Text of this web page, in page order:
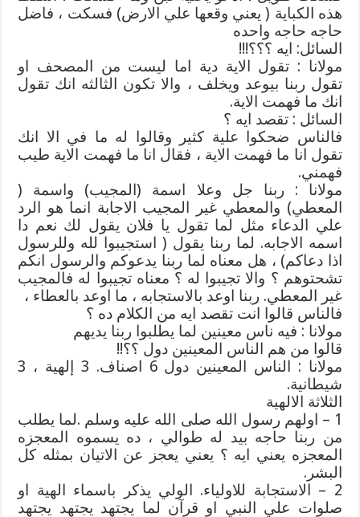
هذه الكباية ( يعني وقعها علي الارض) فسكت ، فاضل
حاجه حاجه واحده
السائل: ايه ؟؟؟!!!
مولانا : تقول الاية دية اما ليست من المصحف او
تقول ربنا بيوعد ويخلف ، والا تكون الثالثه انك تقول
انك ما فهمت الاية.
السائل : تقصد ايه ؟
فالناس ضحكوا علية كثير وقالوا له ما في الا انك
تقول انا ما فهمت الاية ، فقال انا ما فهمت الاية طيب
فهمني.
مولانا : ربنا جل وعلا اسمة (المجيب) واسمة (
المعطي) والمعطي غير المجيب الاجابة انما هو الرد
علي الدعاء مثل لما تقول يا فلان يقول لك نعم دا
اسمه الاجابه. لما ربنا يقول ( استجيبوا لله وللرسول
اذا دعاكم) ، هل معناه لما ربنا يدعوكم والرسول انكم
تشحتوهم ؟ والا تجيبوا له ؟ معناه تجيبوا له فالمجيب
غير المعطي. ربنا اوعد بالاستجابه ، ما اوعد بالعطاء ،
فالناس قالوا انت تقصد ايه من الكلام ده ؟
مولانا : فيه ناس معينين لما يطلبوا ربنا يديهم
قالوا من هم الناس المعينين دول ؟؟!!
مولانا : الناس المعينين دول 6 اصناف. 3 إلهية ، 3
شيطانية.
الثلاثة الالهية
1 – اولهم رسول الله صلى الله عليه وسلم .لما يطلب
من ربنا حاجه بيد له طوالي ، ده يسموه المعجزه
المعجزه يعني ايه ؟ يعني يعجز عن الاتيان بمثله كل
البشر.
2 – الاستجابة للاولياء. الولي يذكر باسماء الهية او
صلوات علي النبي او قرآن لما يجتهد يجتهد يجتهد